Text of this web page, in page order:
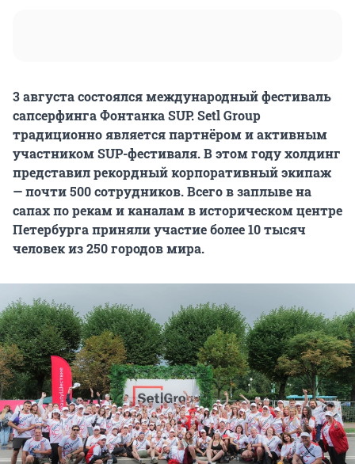
3 августа состоялся международный фестиваль
сапсерфинга Фонтанка SUP. Setl Group
традиционно является партнёром и активным
участником SUP-фестиваля. В этом году холдинг
представил рекордный корпоративный экипаж
— почти 500 сотрудников. Всего в заплыве на
сапах по рекам и каналам в историческом центре
Петербурга приняли участие более 10 тысяч
человек из 250 городов мира.